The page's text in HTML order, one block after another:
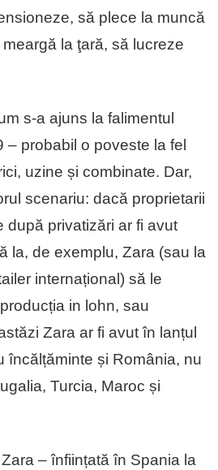
să plece la muncă
la ţară, să lucreze
s-a ajuns la falimentul
probabil o poveste la fel
uzine și combinate. Dar,
scenariu: dacă proprietarii
după privatizări ar fi avut
la, de exemplu, Zara (sau la
internațional) să le
in lohn, sau
Zara ar fi avut în lanțul
încălțăminte și România, nu
Turcia, Maroc și
– înființată în Spania la